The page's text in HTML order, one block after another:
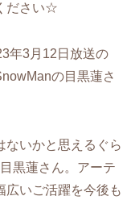
ださい☆
年3月12日放送の
の目黒蓮さ
ないかと思えるぐら
黒蓮さん。アーテ
広いご活躍を今後も